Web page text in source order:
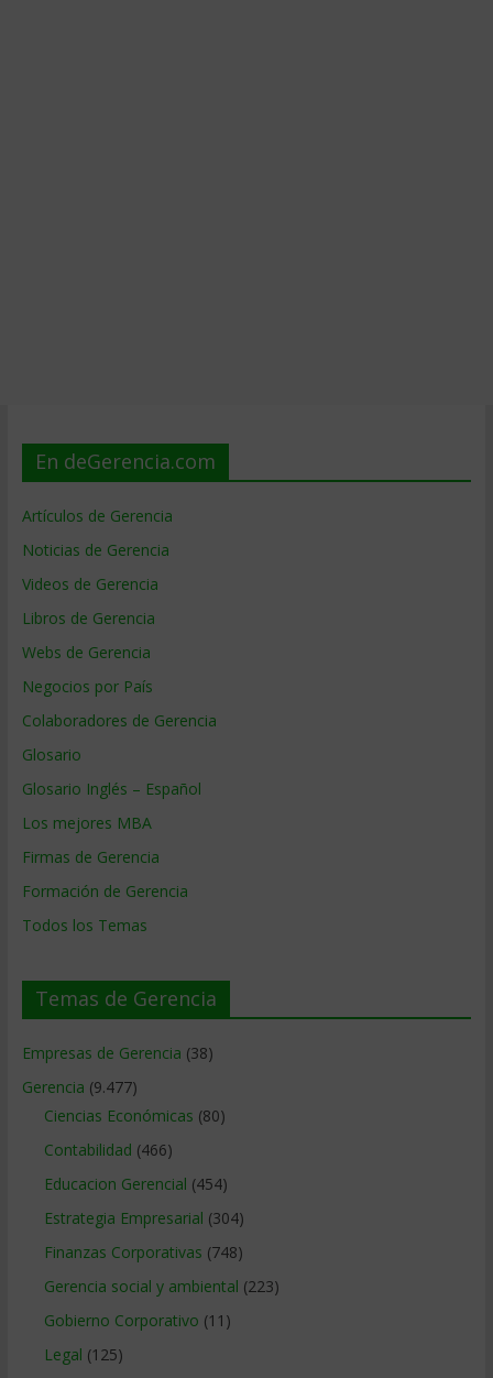
En deGerencia.com
Artículos de Gerencia
Noticias de Gerencia
Videos de Gerencia
Libros de Gerencia
Webs de Gerencia
Negocios por País
Colaboradores de Gerencia
Glosario
Glosario Inglés – Español
Los mejores MBA
Firmas de Gerencia
Formación de Gerencia
Todos los Temas
Temas de Gerencia
Empresas de Gerencia (38)
Gerencia (9.477)
Ciencias Económicas (80)
Contabilidad (466)
Educacion Gerencial (454)
Estrategia Empresarial (304)
Finanzas Corporativas (748)
Gerencia social y ambiental (223)
Gobierno Corporativo (11)
Legal (125)